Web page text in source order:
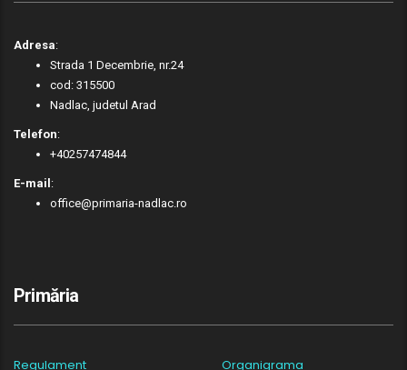
Adresa:
Strada 1 Decembrie, nr.24
cod: 315500
Nadlac, judetul Arad
Telefon:
+40257474844
E-mail:
office@primaria-nadlac.ro
Primăria
Regulament
Organigrama